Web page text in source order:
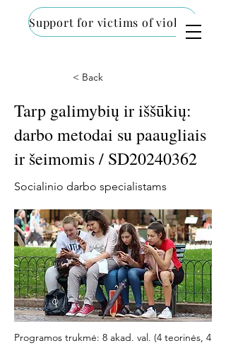
Support for victims of violence
< Back
Tarp galimybių ir iššūkių:
darbo metodai su paaugliais
ir šeimomis / SD20240362
Socialinio darbo specialistams
Programos trukmė: 8 akad. val. (4 teorinės, 4